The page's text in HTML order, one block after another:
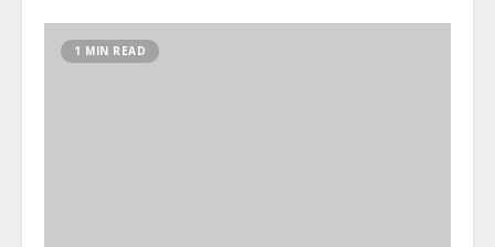
1 MIN READ